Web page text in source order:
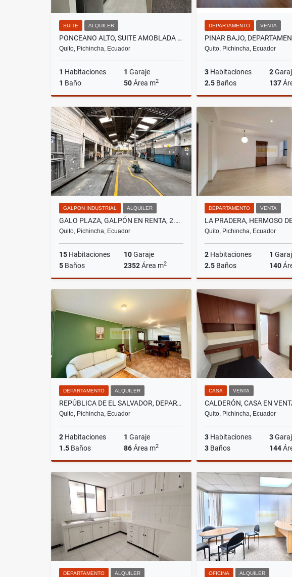
SUITE ALQUILER
PONCEANO ALTO, SUITE AMOBLADA EN RENTA, 50M2
Quito, Pichincha, Ecuador
1 Habitaciones 1 Garaje
1 Baño 50Área m2
Alquiler
US$500
DEPARTAMENTO VENTA
Quito, Pichincha, Ecuador
3 Habitaciones 2
2.5 Baños 137
US$184,500
GALPON INDUSTRIAL ALQUILER
GALO PLAZA, GALPÓN EN RENTA, 2.352M2
Quito, Pichincha, Ecuador
15 Habitaciones 10Garaje
5 Baños 2352Área m2
US$7,900
DEPARTAMENTO VENTA
Quito, Pichincha, Ecuador
2 Habitaciones 1
2.5 Baños 140
US$129,000
DEPARTAMENTO ALQUILER
REPÚBLICA DE EL SALVADOR, DEPARTAMENTO EN RENTA, 86M2, 2 HABITACIONES
Quito, Pichincha, Ecuador
2 Habitaciones 1 Garaje
1.5 Baños 86Área m2
Alquiler
CASA VENTA
Quito, Pichincha, Ecuador
3 Habitaciones 3
3 Baños 144
US$72,500
DEPARTAMENTO ALQUILER OFICINA ALQUILER